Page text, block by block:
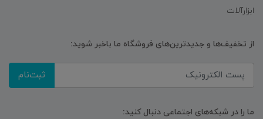
ابزارآلات
از تخفیف‌ها و جدیدترین‌های فروشگاه ما باخبر شوید:
ثبت‌نام
ما را در شبکه‌های اجتماعی دنبال کنید: